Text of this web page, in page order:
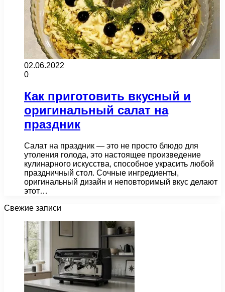
02.06.2022
0
Как приготовить вкусный и
оригинальный салат на
праздник
Салат на праздник — это не просто блюдо для
утоления голода, это настоящее произведение
кулинарного искусства, способное украсить любой
праздничный стол. Сочные ингредиенты,
оригинальный дизайн и неповторимый вкус делают
этот…
Свежие записи